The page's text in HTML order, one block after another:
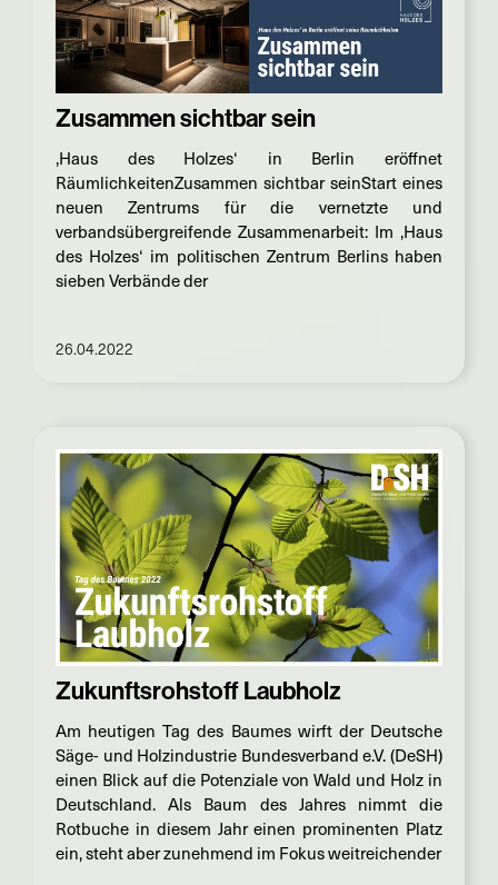
Zusammen sichtbar sein
‚Haus des Holzes‘ in Berlin eröffnet
RäumlichkeitenZusammen sichtbar seinStart eines
neuen Zentrums für die vernetzte und
verbandsübergreifende Zusammenarbeit: Im ‚Haus
des Holzes‘ im politischen Zentrum Berlins haben
sieben Verbände der
26.04.2022
Zukunftsrohstoff Laubholz
Am heutigen Tag des Baumes wirft der Deutsche
Säge- und Holzindustrie Bundesverband e.V. (DeSH)
einen Blick auf die Potenziale von Wald und Holz in
Deutschland. Als Baum des Jahres nimmt die
Rotbuche in diesem Jahr einen prominenten Platz
ein, steht aber zunehmend im Fokus weitreichender